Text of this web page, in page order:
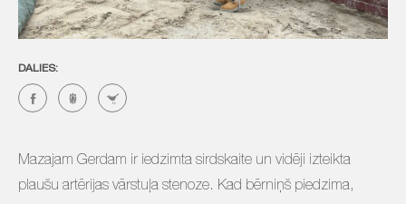
DALIES:
Mazajam Gerdam ir iedzimta sirdskaite un vidēji izteikta
plaušu artērijas vārstuļa stenoze. Kad bērniņš piedzima,